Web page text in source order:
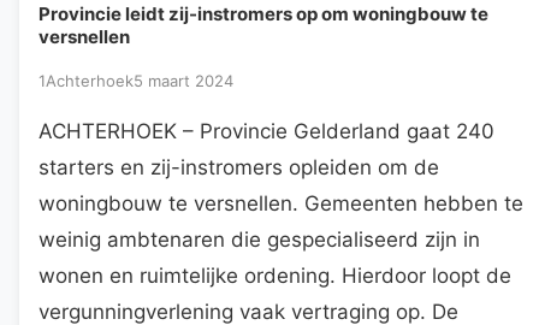
Provincie leidt zij-instromers op om woningbouw te
versnellen
1Achterhoek5 maart 2024
ACHTERHOEK – Provincie Gelderland gaat 240
starters en zij-instromers opleiden om de
woningbouw te versnellen. Gemeenten hebben te
weinig ambtenaren die gespecialiseerd zijn in
wonen en ruimtelijke ordening. Hierdoor loopt de
vergunningverlening vaak vertraging op. De